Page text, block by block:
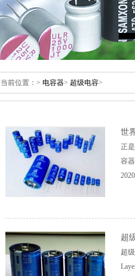
当前位置： > 电容器> 超级电容>
世
正
容
超
超